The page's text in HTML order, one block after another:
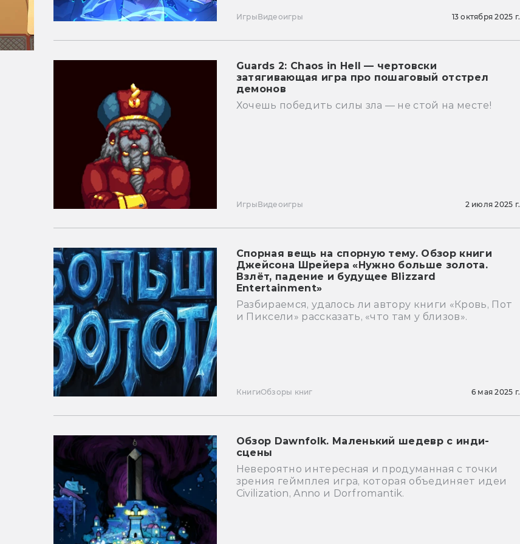
ИгрыВидеоигры 13 октября 2025 г.
Guards 2: Chaos in Hell — чертовски
затягивающая игра про пошаговый отстрел
демонов
Хочешь победить силы зла — не стой на месте!
ИгрыВидеоигры 2 июля 2025 г.
Спорная вещь на спорную тему. Обзор книги
Джейсона Шрейера «Нужно больше золота.
Взлёт, падение и будущее Blizzard
Entertainment»
Разбираемся, удалось ли автору книги «Кровь, Пот
и Пиксели» рассказать, «что там у близов».
КнигиОбзоры книг 6 мая 2025 г.
Обзор Dawnfolk. Маленький шедевр с инди-
сцены
Невероятно интересная и продуманная с точки
зрения геймплея игра, которая объединяет идеи
Civilization, Anno и Dorfromantik.